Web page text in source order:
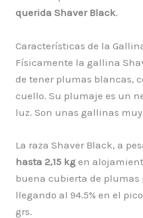
querida Shaver Black.
Características de la
Físicamente la gallina
de tener plumas blancas,
cuello. Su plumaje es un
luz. Son unas gallinas
La raza Shaver Black, a
hasta 2,15 kg en
buena cubierta de plumas
llegando al 94.5% en el
grs.